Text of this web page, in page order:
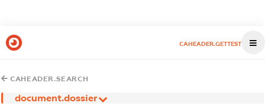
CAHEADER.GETTEST
CAHEADER.SEARCH
document.dossier